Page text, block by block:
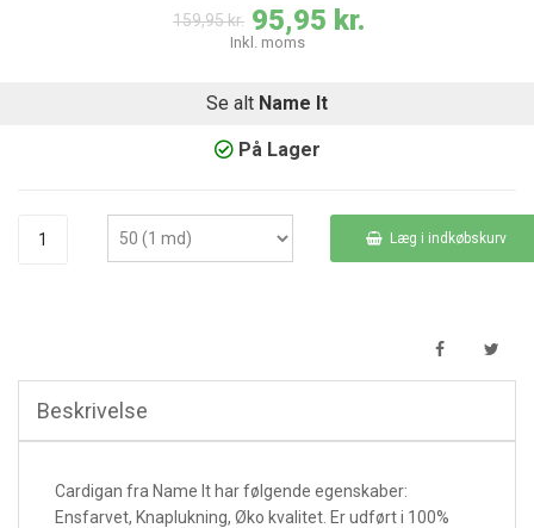
159,95 kr. 95,95 kr.
Inkl. moms
Se alt Name It
På Lager
Læg i indkøbskurv
Beskrivelse
Cardigan fra Name It har følgende egenskaber:
Ensfarvet, Knaplukning, Øko kvalitet. Er udført i 100%